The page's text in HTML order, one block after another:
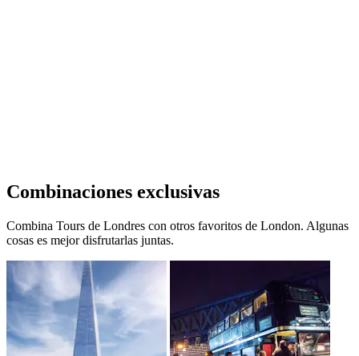
Combinaciones exclusivas
Combina Tours de Londres con otros favoritos de London. Algunas
cosas es mejor disfrutarlas juntas.